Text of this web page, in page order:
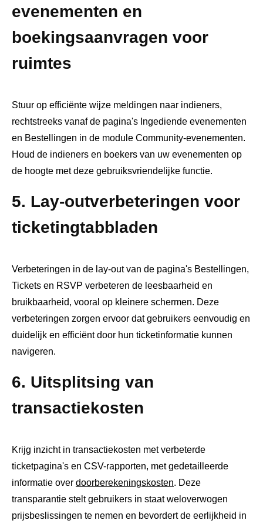
evenementen en
boekingsaanvragen voor
ruimtes
Stuur op efficiënte wijze meldingen naar indieners,
rechtstreeks vanaf de pagina's Ingediende evenementen
en Bestellingen in de module Community-evenementen.
Houd de indieners en boekers van uw evenementen op
de hoogte met deze gebruiksvriendelijke functie.
5. Lay-outverbeteringen voor
ticketingtabbladen
Verbeteringen in de lay-out van de pagina's Bestellingen,
Tickets en RSVP verbeteren de leesbaarheid en
bruikbaarheid, vooral op kleinere schermen. Deze
verbeteringen zorgen ervoor dat gebruikers eenvoudig en
duidelijk en efficiënt door hun ticketinformatie kunnen
navigeren.
6. Uitsplitsing van
transactiekosten
Krijg inzicht in transactiekosten met verbeterde
ticketpagina's en CSV-rapporten, met gedetailleerde
informatie over doorberekeningskosten. Deze
transparantie stelt gebruikers in staat weloverwogen
prijsbeslissingen te nemen en bevordert de eerlijkheid in